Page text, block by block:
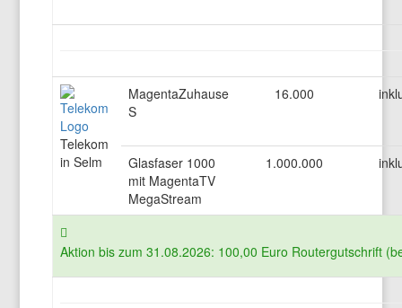
Telekom
in Selm
MagentaZuhause
S
16.000
Glasfaser 1000
mit MagentaTV
MegaStream
1.000.000
Aktion bis zum 31.08.2026: 100,00 Euro Routergutschrift